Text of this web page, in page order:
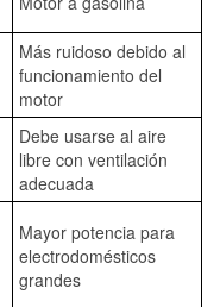
Más ruidoso debido al
funcionamiento del
motor
Debe usarse al aire
libre con ventilación
adecuada
Mayor potencia para
electrodomésticos
grandes